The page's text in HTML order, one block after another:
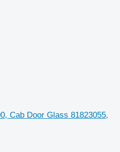
Cab Door Glass 81823055,